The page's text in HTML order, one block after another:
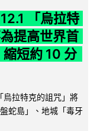
「烏拉特
提高世界首
短約 10 分
烏拉特克的詛咒」將
蛇島」、地城「毒牙